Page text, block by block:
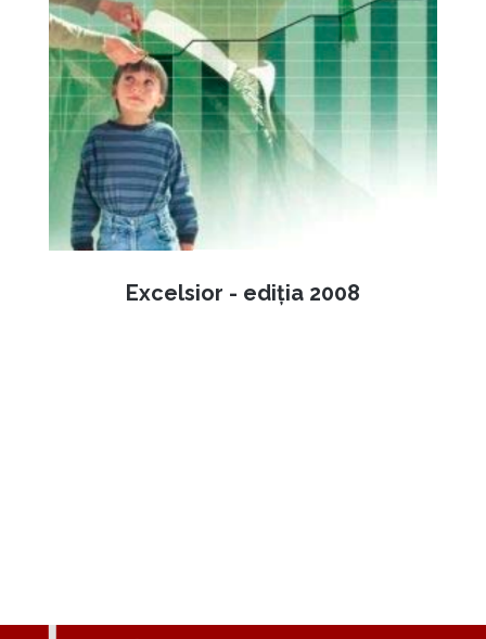
Excelsior - ediția 2008